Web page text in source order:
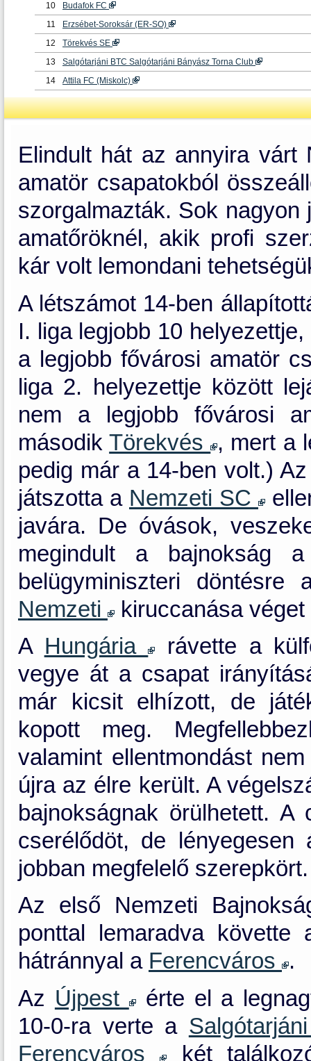
10
Budafok FC
11
Erzsébet-Soroksár (ER-SO)
12
Törekvés SE
13
Salgótarjáni BTC Salgótarjáni Bányász Torna Club
14
Attila FC (Miskolc)
Elindult hát az annyira várt
amatör csapatokból
szorgalmazták. Sok
amatőröknél, akik profi
kár volt lemondani
A létszámot 14-ben
I. liga legjobb 10
a legjobb fővárosi amatör
liga 2. helyezettje között
nem a legjobb fővárosi
másodikTörekvés , mert a
pedig már a 14-ben volt.)
játszotta a Nemzeti SC
javára. De óvások,
megindult a bajnokság
belügyminiszteri döntésre
Nemzeti
kiruccanása véget
A Hungária
rávette a
vegye át a csapat
már kicsit elhízott, de
kopott meg.
valamint ellentmondást
újra az élre került. A
bajnokságnak örülhetett.
cserélődöt, de
jobban megfelelő szerepkört.
Az első Nemzeti
ponttal lemaradva
hátránnyal a Ferencváros
.
Az Újpest
érte el a
10-0-ra verte a
Ferencváros
két